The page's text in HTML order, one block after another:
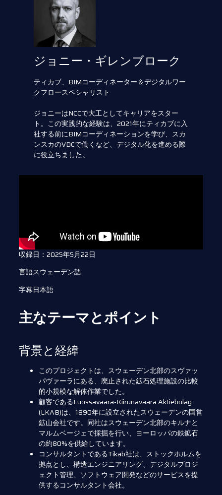
ジョニー・ギレンブローク
ティカブ、BIMコーディネーター＆デジタルワー
クフロースペシャリスト
ジョニーはNCCで大工としてキャリアをスター
ト。この実践的な経験は、2021年にティカブに入
社する前にBIMコーディネーションを学び、スカ
ンスカのVDCで働くなど、デジタル化を進める際
に役立ちました。
収録日：2025年5月22日
言語スウェーデン語
字幕日本語
主なテーマとポイント
背景と経緯
このプロジェクトは、スウェーデン北部のスヴァッ
パヴァーラにある、廃止された鉱石処理施設の比較
的小規模な解体作業でした。
顧客であるLuossavaara-Kiirunavaara Aktiebolag
(LKAB)は、1890年に設立されたスウェーデンの国営
鉱山会社です。同社はスウェーデン北部のキルナと
マルムベージェで採掘を行い、ヨーロッパの鉄鉱石
の約80%を供給しています。
コンサルタントであるTikab社は、ストックホルムを
拠点とし、構造エンジニアリング、デジタルプロジ
ェクト管理、ソフトウェア開発などのサービスを提
供するコンサルタント会社。